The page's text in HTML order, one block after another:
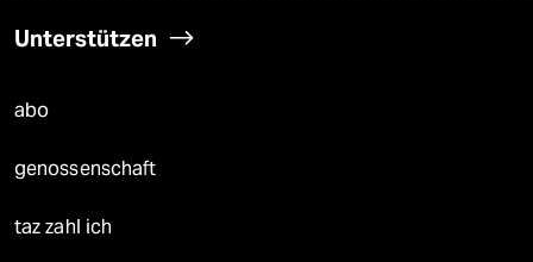
Unterstützen
abo
genossenschaft
taz zahl ich